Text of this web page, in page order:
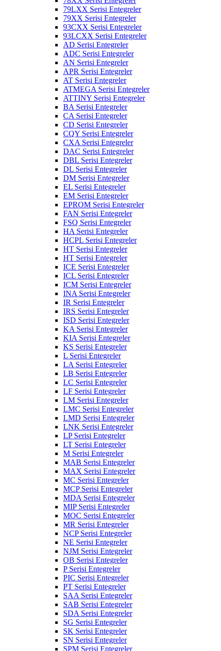
79LXX Serisi Entegreler
79XX Serisi Entegreler
93CXX Serisi Entegreler
93LCXX Serisi Entegreler
AD Serisi Entegreler
ADC Serisi Entegreler
AN Serisi Entegreler
APR Serisi Entegreler
AT Serisi Entegreler
ATMEGA Serisi Entegreler
ATTINY Serisi Entegreler
BA Serisi Entegreler
CA Serisi Entegreler
CD Serisi Entegreler
CQY Serisi Entegreler
CXA Serisi Entegreler
DAC Serisi Entegreler
DBL Serisi Entegreler
DL Serisi Entegreler
DM Serisi Entegreler
EL Serisi Entegreler
EM Serisi Entegreler
EPROM Serisi Entegreler
FAN Serisi Entegreler
FSQ Serisi Entegreler
HA Serisi Entegreler
HCPL Serisi Entegreler
HT Serisi Entegreler
HT Serisi Entegreler
ICE Serisi Entegreler
ICL Serisi Entegreler
ICM Serisi Entegreler
INA Serisi Entegreler
IR Serisi Entegreler
IRS Serisi Entegreler
ISD Serisi Entegreler
KA Serisi Entegreler
KIA Serisi Entegreler
KS Serisi Entegreler
L Serisi Entegreler
LA Serisi Entegreler
LB Serisi Entegreler
LC Serisi Entegreler
LF Serisi Entegreler
LM Serisi Entegreler
LMC Serisi Entegreler
LMD Serisi Entegreler
LNK Serisi Entegreler
LP Serisi Entegreler
LT Serisi Entegreler
M Serisi Entegreler
MAB Serisi Entegreler
MAX Serisi Entegreler
MC Serisi Entegreler
MCP Serisi Entegreler
MDA Serisi Entegreler
MIP Serisi Entegreler
MOC Serisi Entegreler
MR Serisi Entegreler
NCP Serisi Entegreler
NE Serisi Entegreler
NJM Serisi Entegreler
OB Serisi Entegreler
P Serisi Entegreler
PIC Serisi Entegreler
PT Serisi Entegreler
SAA Serisi Entegreler
SAB Serisi Entegreler
SDA Serisi Entegreler
SG Serisi Entegreler
SK Serisi Entegreler
SN Serisi Entegreler
SPM Serisi Entegreler